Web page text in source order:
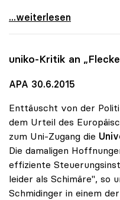
Unis glauben nicht an
...weiterlesen
uniko-Kritik an
APA 30.6.2015
Enttäuscht von der
dem Urteil des
zum Uni-Zugang die
Die damaligen
effiziente
leider als Schimäre", so
Schmidinger in einem